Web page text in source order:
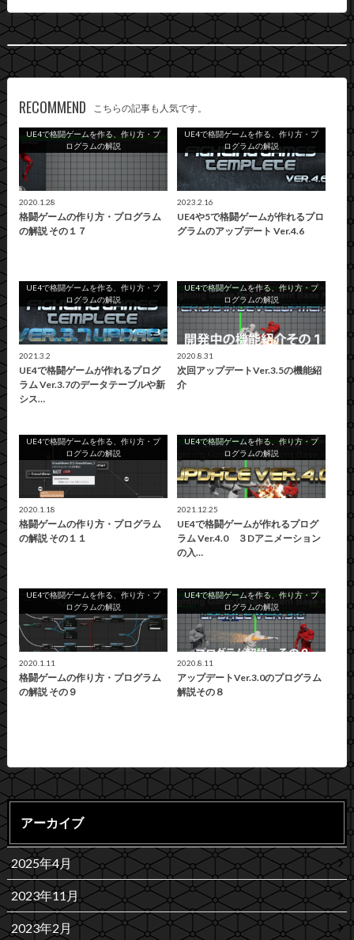
RECOMMEND こちらの記事も人気です。
UE4で格闘ゲームを作る、作り方・プ
ログラムの解説
2020.1.28
格闘ゲームの作り方・プログラム
の解説 その１７
UE4で格闘ゲームを作る、作り方・プ
ログラムの解説
2023.2.16
UE4や5で格闘ゲームが作れるプロ
グラムのアップデート Ver.4.6
UE4で格闘ゲームを作る、作り方・プ
ログラムの解説
2021.3.2
UE4で格闘ゲームが作れるプログ
ラム Ver.3.7のデータテーブルや新
シス…
UE4で格闘ゲームを作る、作り方・プ
ログラムの解説
2020.8.31
次回アップデートVer.3.5の機能紹
介
UE4で格闘ゲームを作る、作り方・プ
ログラムの解説
2020.1.18
格闘ゲームの作り方・プログラム
の解説 その１１
UE4で格闘ゲームを作る、作り方・プ
ログラムの解説
2021.12.25
UE4で格闘ゲームが作れるプログ
ラム Ver.4.0 ３Dアニメーション
の入…
UE4で格闘ゲームを作る、作り方・プ
ログラムの解説
2020.1.11
格闘ゲームの作り方・プログラム
の解説 その９
UE4で格闘ゲームを作る、作り方・プ
ログラムの解説
2020.8.11
アップデートVer.3.0のプログラム
解説その８
アーカイブ
2025年4月
2023年11月
2023年2月